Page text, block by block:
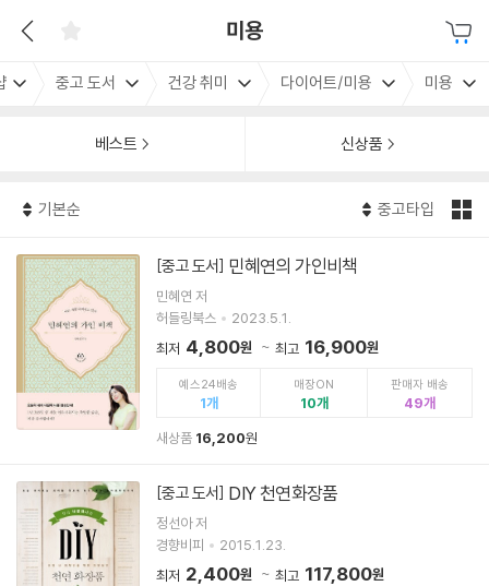
미용
중고 도서 건강 취미 다이어트/미용 미용
베스트 신상품
기본순 중고타입
[중고 도서] 민혜연의 가인비책
민혜연 저
허들링북스
2023.5.1.
최저 4,800원 최고 16,900원
예스24배송
1
매장ON
10
판매자 배송
49
새상품 16,200원
[중고 도서] DIY 천연화장품
정선아 저
경향비피
2015.1.23.
최저 2,400원 최고 117,800원